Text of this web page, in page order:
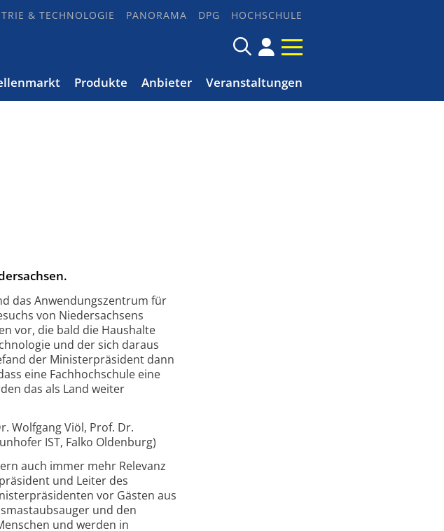
& TECHNOLOGIE PANORAMA DPG HOCHSCHULE
Produkte Anbieter Veranstaltungen
das Anwendungszentrum für
von Niedersachsens
vor, die bald die Haushalte
und der sich daraus
der Ministerpräsident dann
eine Fachhochschule eine
das als Land weiter
Wolfgang Viöl, Prof. Dr.
IST, Falko Oldenburg)
auch immer mehr Relevanz
und Leiter des
vor Gästen aus
und den
und werden in